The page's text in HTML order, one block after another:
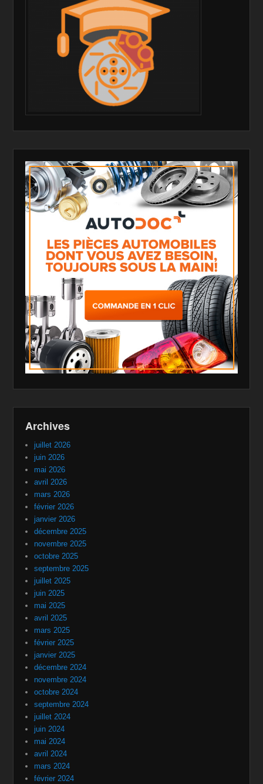
Archives
juillet 2026
juin 2026
mai 2026
avril 2026
mars 2026
février 2026
janvier 2026
décembre 2025
novembre 2025
octobre 2025
septembre 2025
juillet 2025
juin 2025
mai 2025
avril 2025
mars 2025
février 2025
janvier 2025
décembre 2024
novembre 2024
octobre 2024
septembre 2024
juillet 2024
juin 2024
mai 2024
avril 2024
mars 2024
février 2024